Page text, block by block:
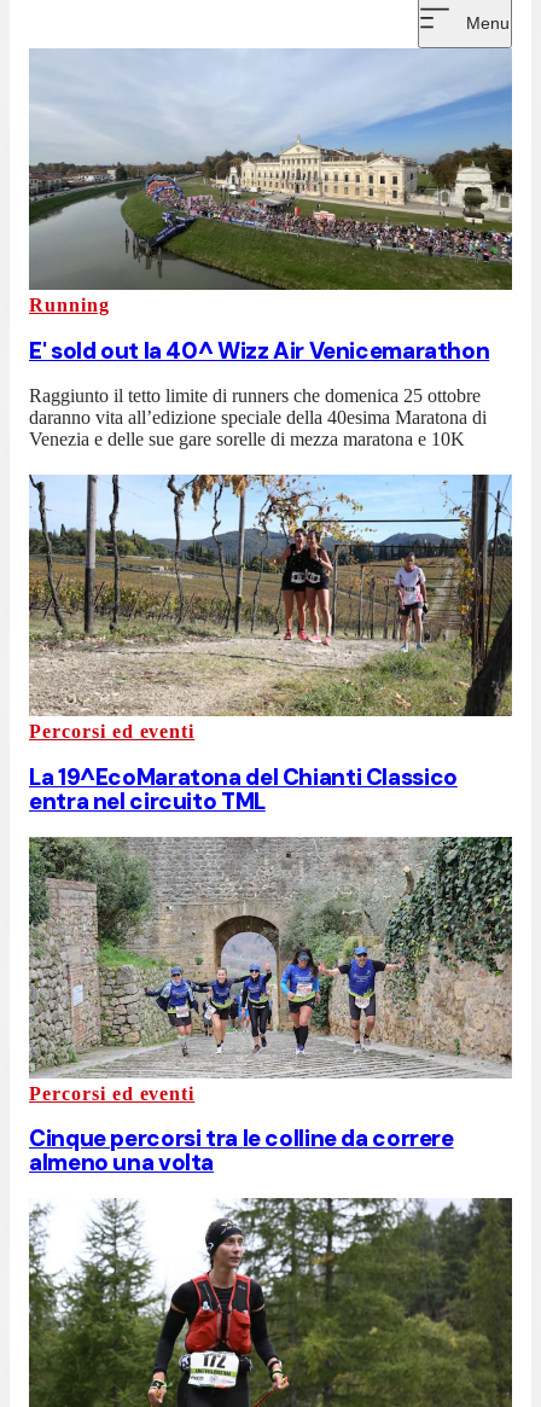
Menu
Running
E' sold out la 40^ Wizz Air Venicemarathon
Raggiunto il tetto limite di runners che domenica 25 ottobre
daranno vita all’edizione speciale della 40esima Maratona di
Venezia e delle sue gare sorelle di mezza maratona e 10K
Percorsi ed eventi
La 19^EcoMaratona del Chianti Classico
entra nel circuito TML
Percorsi ed eventi
Cinque percorsi tra le colline da correre
almeno una volta